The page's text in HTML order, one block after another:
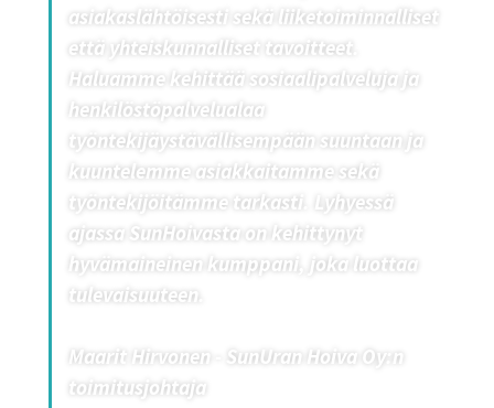
asiakaslähtöisesti sekä liiketoiminnalliset
että yhteiskunnalliset tavoitteet.
Haluamme kehittää sosiaalipalveluja ja
henkilöstöpalvelualaa
työntekijäystävällisempään suuntaan ja
kuuntelemme asiakkaitamme sekä
työntekijöitämme tarkasti. Lyhyessä
ajassa SunHoivasta on kehittynyt
hyvämaineinen kumppani, joka luottaa
tulevaisuuteen.
Maarit Hirvonen -
SunUran Hoiva Oy:n
toimitusjohtaja